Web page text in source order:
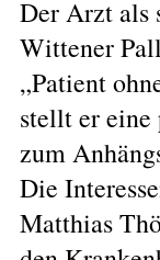
Der Arzt als
Wittener
„Patient
stellt er
zum
Die
Matthias